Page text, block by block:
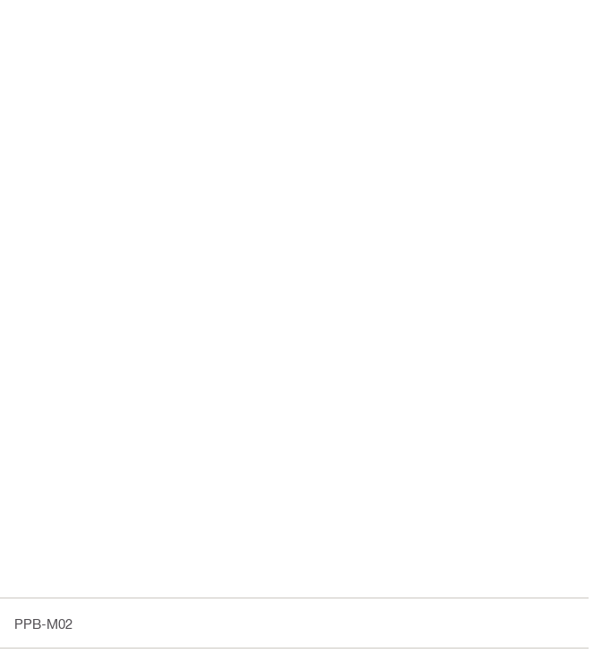
PPB-M02